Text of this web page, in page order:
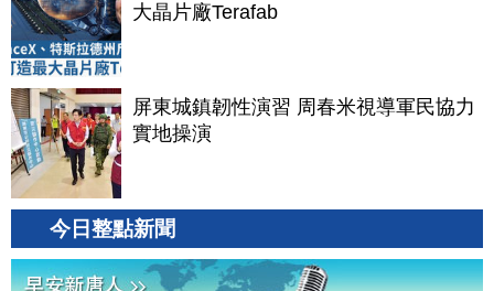
大晶片廠Terafab
屏東城鎮韌性演習 周春米視導軍民協力
實地操演
今日整點新聞